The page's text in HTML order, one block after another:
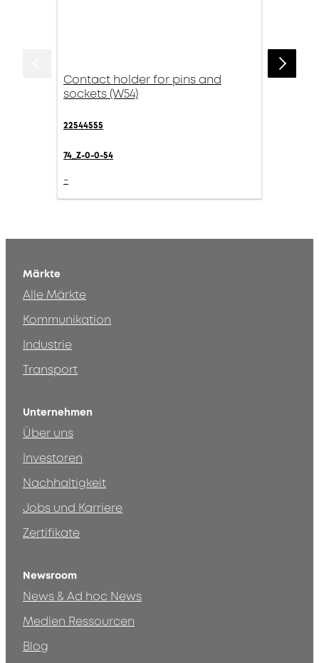
Contact holder for pins and
sockets (W54)
22544555
74_Z-0-0-54
-
Märkte
Alle Märkte
Kommunikation
Industrie
Transport
Unternehmen
Über uns
Investoren
Nachhaltigkeit
Jobs und Karriere
Zertifikate
Newsroom
News & Ad hoc News
Medien Ressourcen
Blog